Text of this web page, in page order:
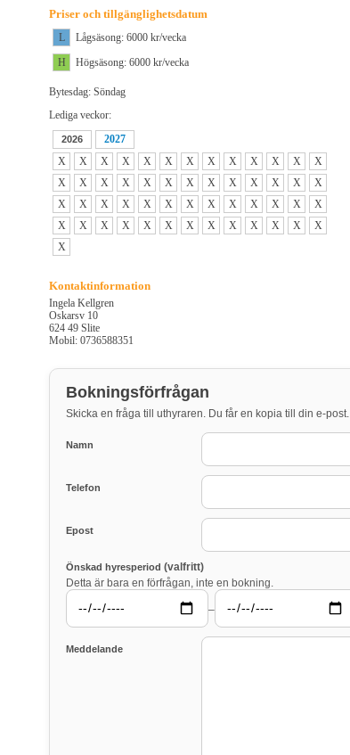
Priser och tillgänglighetsdatum
L
Lågsäsong: 6000 kr/vecka
H
Högsäsong: 6000 kr/vecka
Bytesdag: Söndag
Lediga veckor:
2026
2027
X
X X X X X X X X X X X
X
X
X X X X X X X X X X X
X
X
X X X X X X X X X X X
X
X
X X X X X X X X X X X
X
X
Kontaktinformation
Ingela Kellgren
Oskarsv 10
624 49 Slite
Mobil: 0736588351
Bokningsförfrågan
Skicka en fråga till uthyraren. Du får en kopia till din e-post.
Namn
Telefon
Epost
Önskad hyresperiod (valfritt)
Detta är bara en förfrågan, inte en bokning.
–
Meddelande